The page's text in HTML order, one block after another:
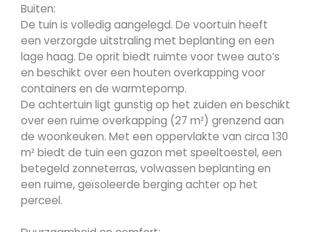
Buiten:
De tuin is volledig aangelegd. De voortuin heeft
een verzorgde uitstraling met beplanting en een
lage haag. De oprit biedt ruimte voor twee auto’s
en beschikt over een houten overkapping voor
containers en de warmtepomp.
De achtertuin ligt gunstig op het zuiden en beschikt
over een ruime overkapping (27 m²) grenzend aan
de woonkeuken. Met een oppervlakte van circa 130
m² biedt de tuin een gazon met speeltoestel, een
betegeld zonneterras, volwassen beplanting en
een ruime, geïsoleerde berging achter op het
perceel.